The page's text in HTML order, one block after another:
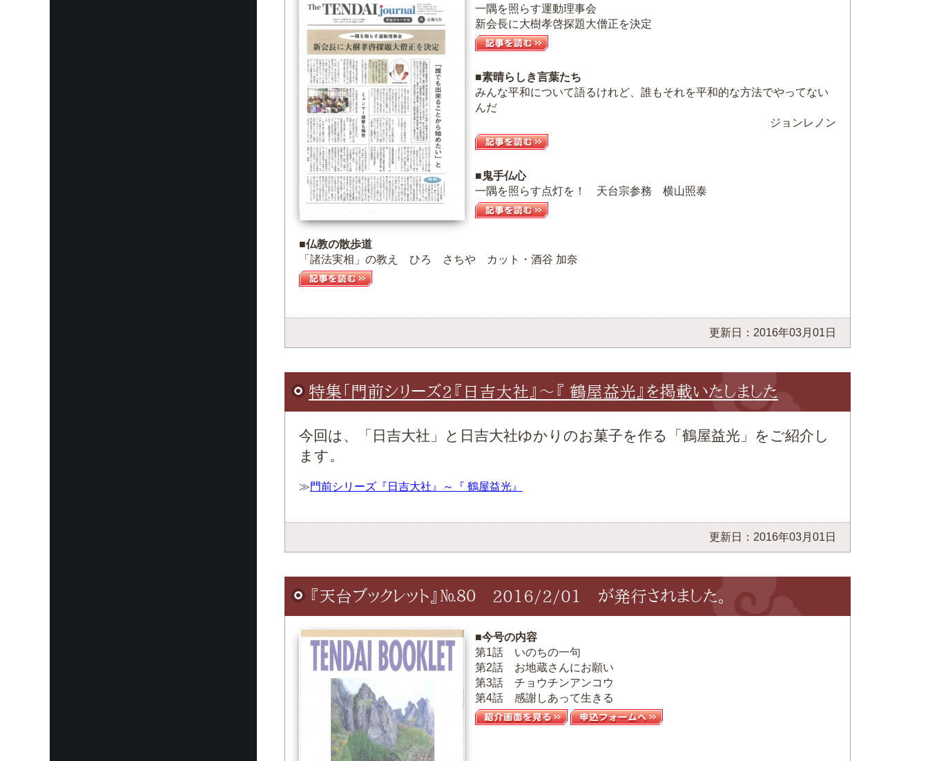
一隅を照らす運動理事会
新会長に大樹孝啓探題大僧正を決定
■素晴らしき言葉たち
みんな平和について語るけれど、誰もそれを平和的な方法でやってない
んだ
ジョンレノン
■鬼手仏心
一隅を照らす点灯を！ 天台宗参務 横山照泰
■仏教の散歩道
「諸法実相」の教え ひろ さちや カット・酒谷 加奈
更新日：2016年03月01日
特集「門前シリーズ2『日吉大社』～『 鶴屋益光』を掲載いたしました
今回は、「日吉大社」と日吉大社ゆかりのお菓子を作る「鶴屋益光」をご紹介し
ます。
≫門前シリーズ『日吉大社』～『 鶴屋益光』
更新日：2016年03月01日
『天台ブックレット』№８０ 2016/2/01 が発行されました。
■今号の内容
第1話 いのちの一句
第2話 お地蔵さんにお願い
第3話 チョウチンアンコウ
第4話 感謝しあって生きる